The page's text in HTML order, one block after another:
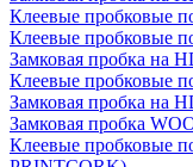
Клеевые пробковые
Клеевые пробковые
Замковая пробка на
Клеевые пробковые
Замковая пробка на
Замковая пробка
Клеевые пробковые